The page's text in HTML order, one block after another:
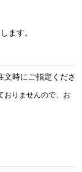
ます。
文時にご指定くださ
おりませんので、お